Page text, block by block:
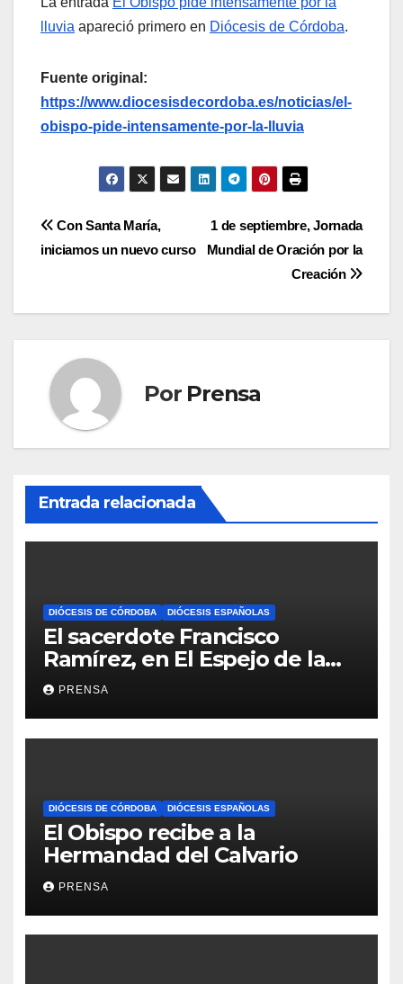
lluvia apareció primero en Diócesis de Córdoba.
Fuente original:
https://www.diocesisdecordoba.es/noticias/el-
obispo-pide-intensamente-por-la-lluvia
Navegación
entradas
1 de septiembre, Jornada
Mundial de Oración por la
Creación
Con Santa María,
iniciamos un nuevo curso
Por Prensa
Entrada relacionada
DIÓCESIS DE CÓRDOBA DIÓCESIS ESPAÑOLAS
El sacerdote Francisco
Ramírez, en El Espejo de la
Iglesia
PRENSA
DIÓCESIS DE CÓRDOBA DIÓCESIS ESPAÑOLAS
El Obispo recibe a la
Hermandad del Calvario
PRENSA